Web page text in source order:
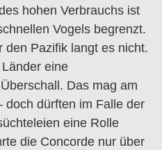
hohen Verbrauchs ist
Vogels begrenzt.
den Pazifik langt es nicht.
eine
Das mag am
doch dürften im Falle der
eine Rolle
die Concorde nur über